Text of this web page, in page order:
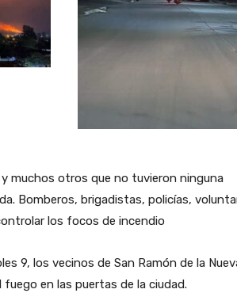
muchos otros que no tuvieron ninguna
Bomberos, brigadistas, policías,
los focos de incendio
9, los vecinos de San Ramón de la
en las puertas de la ciudad.